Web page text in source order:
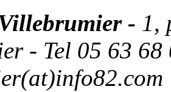
- 1,
- Tel 05 63